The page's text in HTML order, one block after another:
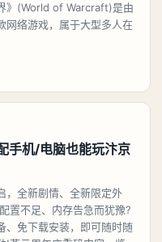
》(World of Warcraft)是由
网络游戏，属于大型多人在
手机/电脑也能玩汴京
，全新剧情、全新限定外
置不足、内存告急而犹豫?
、免下载安装，即可随时随